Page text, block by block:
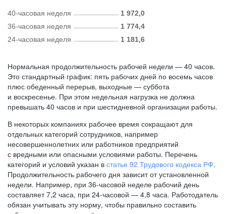
40-часовая неделя
1 972,0
36-часовая неделя
1 774,4
24-часовая неделя
1 181,6
Нормальная продолжительность рабочей недели — 40 часов.
Это стандартный график: пять рабочих дней по восемь часов
плюс обеденный перерыв, выходные — суббота
и воскресенье. При этом недельная нагрузка не должна
превышать 40 часов и при шестидневной организации работы.
В некоторых компаниях рабочее время сокращают для
отдельных категорий сотрудников, например
несовершеннолетних или работников предприятий
с вредными или опасными условиями работы. Перечень
категорий и условий указан в статье 92 Трудового кодекса РФ.
Продолжительность рабочего дня зависит от установленной
недели. Например, при 36-часовой неделе рабочий день
составляет 7,2 часа, при 24-часовой — 4,8 часа. Работодатель
обязан учитывать эту норму, чтобы правильно составить